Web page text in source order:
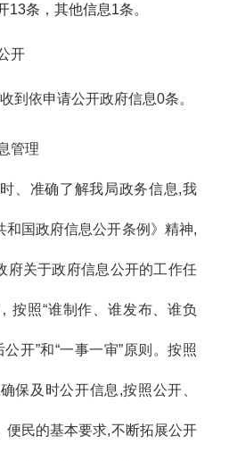
13条，其他信息1条。
开
到依申请公开政府信息0条。
管理
、准确了解我局政务信息,我
和国政府信息公开条例》精神,
府关于政府信息公开的工作任
按照“谁制作、谁发布、谁负
开”和“一事一审”原则。按照
保及时公开信息,按照公开、
便民的基本要求,不断拓展公开